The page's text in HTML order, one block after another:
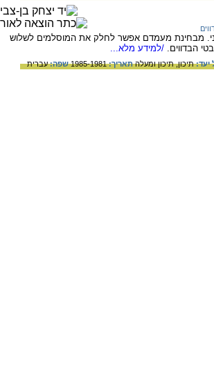
מבחינת מעמדם אפשר לחלק את המוסלמים לשלוש
הבדווים. /למידע מלא...
יעד:תיכון,תיכון ומעלהתאריך:1985-1981 שפה:עברית